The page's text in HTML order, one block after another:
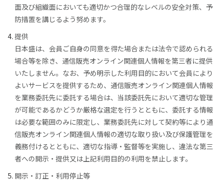
面及び組織面においても適切かつ合理的なレベルの安全対策、予
防措置を講じるよう努めます。
提供
日本盛は、会員ご自身の同意を得た場合または法令で認められる
場合等を除き、通信販売オンライン関連個人情報を第三者に提供
いたしません。なお、予め明示した利用目的において会員により
よいサービスを提供するため、通信販売オンライン関連個人情報
を業務委託先に委託する場合は、当該委託先において適切な管理
が可能であるかどうか厳格な選定を行うとともに、委託する情報
は必要な範囲のみに限定し、業務委託先に対して契約等により通
信販売オンライン関連個人情報の適切な取り扱い及び保護管理を
義務付けるとともに、適切な指導・監督等を実施し、違法な第三
者への開示・提供又は上記利用目的の利用を禁止します。
開示・訂正・利用停止等